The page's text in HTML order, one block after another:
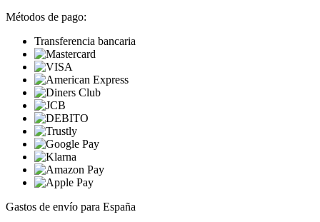
Métodos de pago:
Transferencia bancaria
Gastos de envío para España